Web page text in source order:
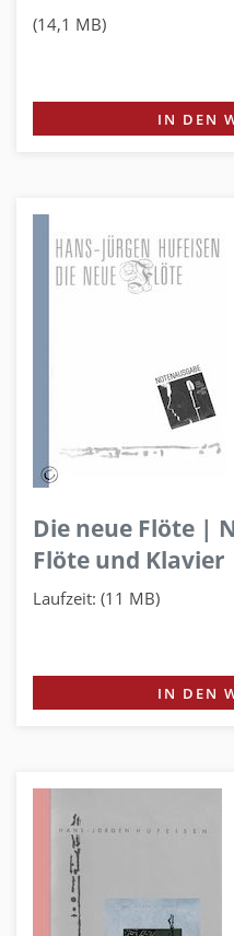
(14,1 MB)
IN DEN
Die neue Flöte |
Flöte und Klavier
Laufzeit: (11 MB)
IN DEN